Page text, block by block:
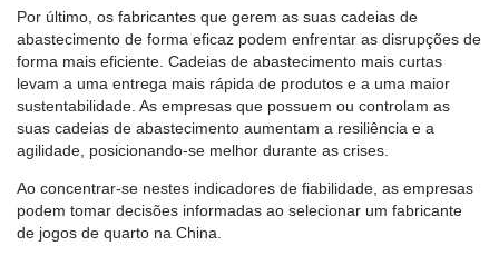
Por último, os fabricantes que gerem as suas cadeias de
abastecimento de forma eficaz podem enfrentar as disrupções de
forma mais eficiente. Cadeias de abastecimento mais curtas
levam a uma entrega mais rápida de produtos e a uma maior
sustentabilidade. As empresas que possuem ou controlam as
suas cadeias de abastecimento aumentam a resiliência e a
agilidade, posicionando-se melhor durante as crises.
Ao concentrar-se nestes indicadores de fiabilidade, as empresas
podem tomar decisões informadas ao selecionar um fabricante
de jogos de quarto na China.